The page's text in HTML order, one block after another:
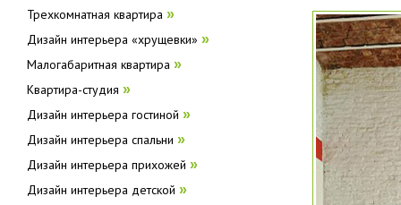
Трехкомнатная квартира »
Дизайн интерьера «хрущевки» »
Малогабаритная квартира »
Квартира-студия »
Дизайн интерьера гостиной »
Дизайн интерьера спальни »
Дизайн интерьера прихожей »
Дизайн интерьера детской »